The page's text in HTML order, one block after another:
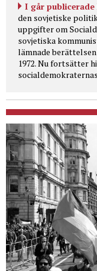
I går
den sovjetiske
uppgifter om
sovjetiska
lämnade
1972. Nu fortsätter